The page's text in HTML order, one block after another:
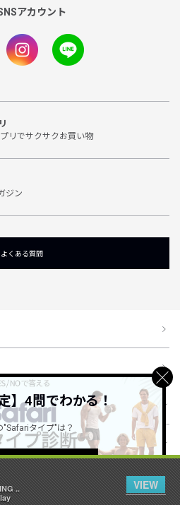
..
VIEW
アカウント
リでサクサクお買い物
ジン
よくある質問
co., ltd. All Rights Reserved.
】4問でわかる！
"Safariタイプ"は？
はこちら ＞